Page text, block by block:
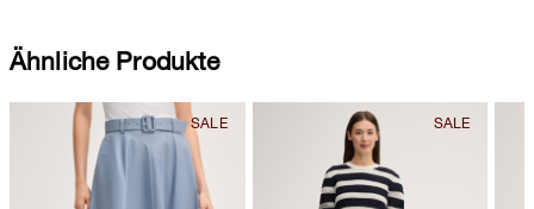
Ähnliche Produkte